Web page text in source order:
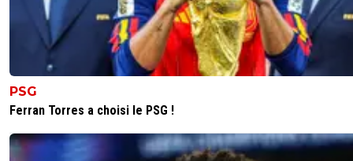
PSG
Ferran Torres a choisi le PSG !